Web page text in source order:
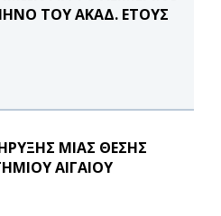
ΤΟΥ ΑΚΑΔ. ΕΤΟΥΣ
ΜΙΑΣ ΘΕΣΗΣ
ΑΙΓΑΙΟΥ